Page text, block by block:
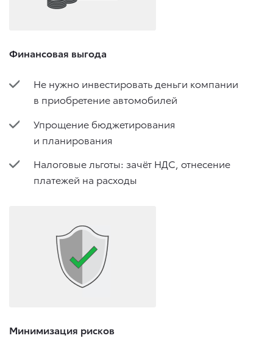
Финансовая выгода
Не нужно инвестировать деньги компании
в приобретение автомобилей
Упрощение бюджетирования
и планирования
Налоговые льготы: зачёт НДС, отнесение
платежей на расходы
Минимизация рисков